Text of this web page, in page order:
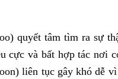
quyết tâm tìm ra sự
cực và bất hợp tác nơi
liên tục gây khó dễ